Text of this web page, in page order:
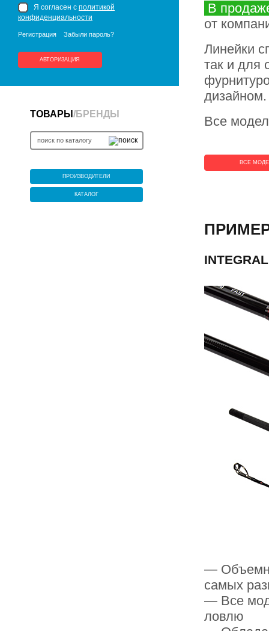
Я согласен с политикой
конфиденциальности
Регистрация Забыли пароль?
АВТОРИЗАЦИЯ
ТОВАРЫ /БРЕНДЫ
ПРОИЗВОДИТЕЛИ
КАТАЛОГ
В
от
Линейки
так и для
дизайном.
Все
ВСЕ
—
самых
— Все
ловлю